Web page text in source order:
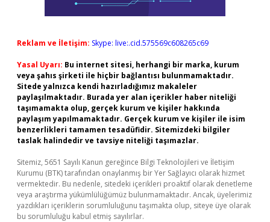
Reklam ve İletişim: Skype: live:.cid.575569c608265c69
Yasal Uyarı: Bu internet sitesi, herhangi bir marka, kurum
veya şahıs şirketi ile hiçbir bağlantısı bulunmamaktadır.
Sitede yalnızca kendi hazırladığımız makaleler
paylaşılmaktadır. Burada yer alan içerikler haber niteliği
taşımamakta olup, gerçek kurum ve kişiler hakkında
paylaşım yapılmamaktadır. Gerçek kurum ve kişiler ile isim
benzerlikleri tamamen tesadüfidir. Sitemizdeki bilgiler
taslak halindedir ve tavsiye niteliği taşımazlar.
Sitemiz, 5651 Sayılı Kanun gereğince Bilgi Teknolojileri ve İletişim
Kurumu (BTK) tarafından onaylanmış bir Yer Sağlayıcı olarak hizmet
vermektedir. Bu nedenle, sitedeki içerikleri proaktif olarak denetleme
veya araştırma yükümlülüğümüz bulunmamaktadır. Ancak, üyelerimiz
yazdıkları içeriklerin sorumluluğunu taşımakta olup, siteye üye olarak
bu sorumluluğu kabul etmiş sayılırlar.